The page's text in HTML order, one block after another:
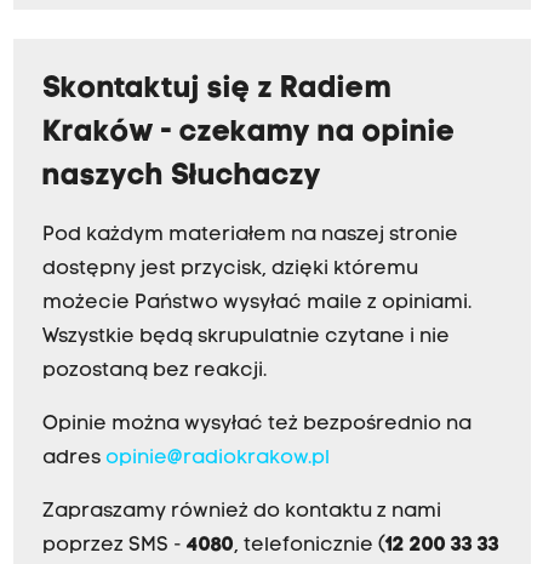
Skontaktuj się z Radiem
Kraków - czekamy na opinie
naszych Słuchaczy
Pod każdym materiałem na naszej stronie
dostępny jest przycisk, dzięki któremu
możecie Państwo wysyłać maile z opiniami.
Wszystkie będą skrupulatnie czytane i nie
pozostaną bez reakcji.
Opinie można wysyłać też bezpośrednio na
adres opinie@radiokrakow.pl
Zapraszamy również do kontaktu z nami
poprzez SMS - 4080, telefonicznie (12 200 33 33